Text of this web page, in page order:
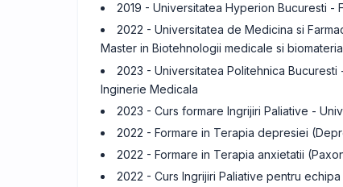
2019 - Universitatea Hyperion Bucuresti -
2022 - Universitatea de Medicina si
Master in Biotehnologii medicale si
2023 - Universitatea Politehnica
Inginerie Medicala
2023 - Curs formare Ingrijiri Paliative -
2022 - Formare in Terapia depresiei
2022 - Formare in Terapia anxietatii
2022 - Curs Ingrijiri Paliative pentru